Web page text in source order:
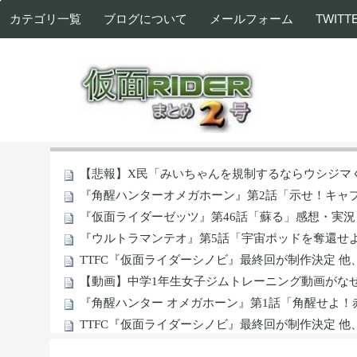
カテゴリ一覧 ブログについて メールフォーム